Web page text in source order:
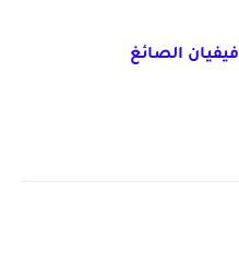
فيفيان الصائغ